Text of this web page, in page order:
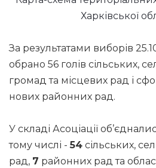
Харківської
За результатами виборів
обрано 56 голів сільських,
громад та місцевих рад і
нових районних рад.
У складі Асоціації
тому числі -54 сільських,
рад, 7 районних рад та